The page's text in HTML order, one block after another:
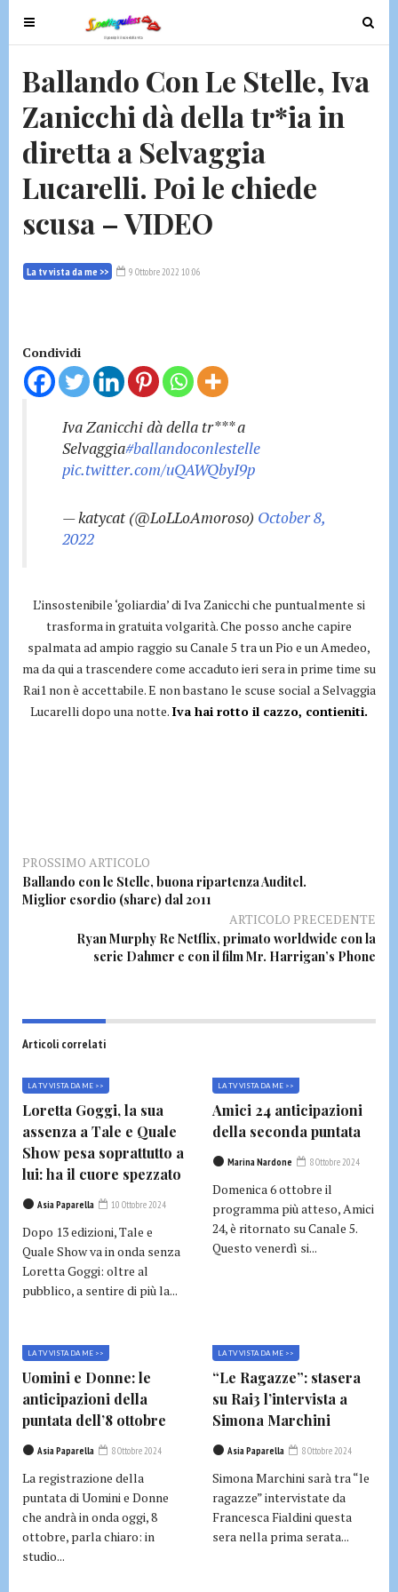
T
o
g
l
e
n
g
t
T
o
g
Ballando Con Le Stelle, Iva
Zanicchi dà della tr*ia in
diretta a Selvaggia
Lucarelli. Poi le chiede
scusa – VIDEO
La tv vista da me >> 9 Ottobre 2022 10:06
Condividi
Iva Zanicchi dà della tr*** a
Selvaggia#ballandoconlestelle
pic.twitter.com/uQAWQbyI9p
— katycat (@LoLLoAmoroso) October 8,
2022
L’insostenibile ‘goliardia’ di Iva Zanicchi che puntualmente si
trasforma in gratuita volgarità. Che posso anche capire
spalmata ad ampio raggio su Canale 5 tra un Pio e un Amedeo,
ma da qui a trascendere come accaduto ieri sera in prime time su
Rai1 non è accettabile. E non bastano le scuse social a Selvaggia
Lucarelli dopo una notte. Iva hai rotto il cazzo, contieniti.
PROSSIMO ARTICOLO
Ballando con le Stelle, buona ripartenza Auditel.
Miglior esordio (share) dal 2011
ARTICOLO PRECEDENTE
Ryan Murphy Re Netflix, primato worldwide con la
serie Dahmer e con il film Mr. Harrigan’s Phone
Articoli correlati
LA TV VISTA DA ME >>
Loretta Goggi, la sua
assenza a Tale e Quale
Show pesa soprattutto a
lui: ha il cuore spezzato
Asia Paparella 10 Ottobre 2024
Dopo 13 edizioni, Tale e
Quale Show va in onda senza
Loretta Goggi: oltre al
pubblico, a sentire di più la...
LA TV VISTA DA ME >>
Amici 24 anticipazioni
della seconda puntata
Marina Nardone 8 Ottobre 2024
Domenica 6 ottobre il
programma più atteso, Amici
24, è ritornato su Canale 5.
Questo venerdì si...
LA TV VISTA DA ME >>
Uomini e Donne: le
anticipazioni della
puntata dell’8 ottobre
Asia Paparella 8 Ottobre 2024
La registrazione della
puntata di Uomini e Donne
che andrà in onda oggi, 8
ottobre, parla chiaro: in
studio...
LA TV VISTA DA ME >>
“Le Ragazze”: stasera
su Rai3 l’intervista a
Simona Marchini
Asia Paparella 8 Ottobre 2024
Simona Marchini sarà tra “le
ragazze” intervistate da
Francesca Fialdini questa
sera nella prima serata...